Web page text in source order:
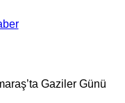
Gaziler Günü